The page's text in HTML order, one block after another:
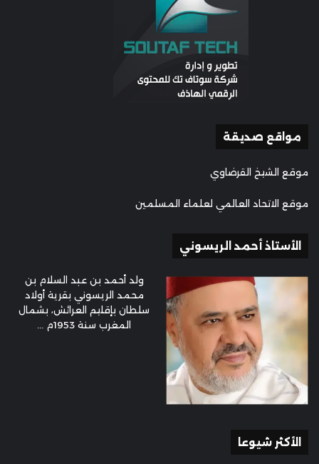
مواقع صديقة
موقع الشيخ القرضاوي
موقع الاتحاد العالمي لعلماء المسلمين
الأستاذ أحمد الريسوني
ولد أحمد بن عبد السلام بن
محمد الريسوني بقرية أولاد
سلطان بإقليم العرائش، بشمال
المغرب سنة 1953م ...
الأكثر شيوعا